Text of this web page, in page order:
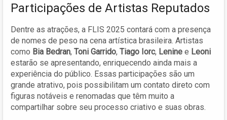
Participações de Artistas Reputados
Dentre as atrações, a FLIS 2025 contará com a presença
de nomes de peso na cena artística brasileira. Artistas
como Bia Bedran, Toni Garrido, Tiago Iorc, Lenine e Leoni
estarão se apresentando, enriquecendo ainda mais a
experiência do público. Essas participações são um
grande atrativo, pois possibilitam um contato direto com
figuras notáveis e renomadas que têm muito a
compartilhar sobre seu processo criativo e suas obras.